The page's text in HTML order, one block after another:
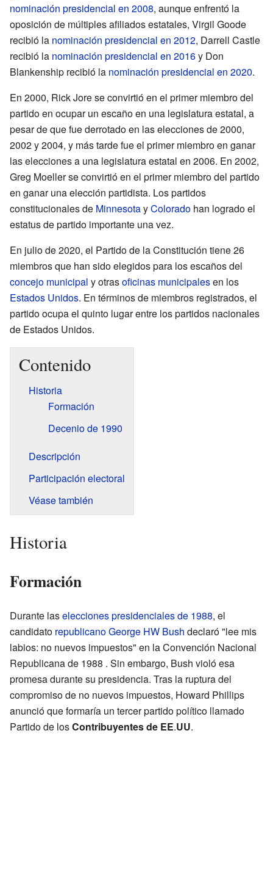
nominación presidencial en 2008, aunque enfrentó la
oposición de múltiples afiliados estatales, Virgil Goode
recibió la nominación presidencial en 2012, Darrell Castle
recibió la nominación presidencial en 2016y Don
Blankenship recibió la nominación presidencial en 2020.
En 2000, Rick Jore se convirtió en el primer miembro del
partido en ocupar un escaño en una legislatura estatal, a
pesar de que fue derrotado en las elecciones de 2000,
2002 y 2004, y más tarde fue el primer miembro en ganar
las elecciones a una legislatura estatal en 2006. En 2002,
Greg Moeller se convirtió en el primer miembro del partido
en ganar una elección partidista. Los partidos
constitucionales de MinnesotayColorado han logrado el
estatus de partido importante una vez.
En julio de 2020, el Partido de la Constitución tiene 26
miembros que han sido elegidos para los escaños del
concejo municipal y otrasoficinas municipalesen los
Estados Unidos. En términos de miembros registrados, el
partido ocupa el quinto lugar entre los partidos nacionales
de Estados Unidos.
Contenido
Historia
Formación
Decenio de 1990
Descripción
Participación electoral
Véase también
Historia
Formación
Durante laselecciones presidenciales de 1988, el
candidato republicanoGeorge HW Bush declaró "lee mis
labios: no nuevos impuestos" en la Convención Nacional
Republicana de 1988 . Sin embargo, Bush violó esa
promesa durante su presidencia. Tras la ruptura del
compromiso de no nuevos impuestos, Howard Phillips
anunció que formaría un tercer partido político llamado
Partido de losContribuyentes de EE.UU.